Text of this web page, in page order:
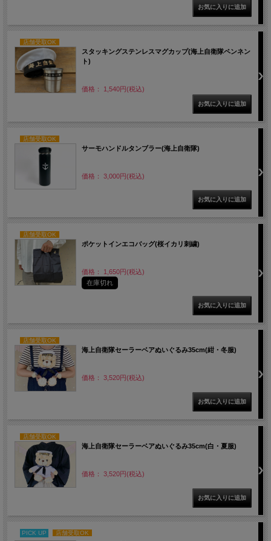
店舗受取OK
スタッキングステンレスマグカップ(海上自衛隊ペンネン
ト)
価格： 1,540円(税込)
店舗受取OK
サーモハンドルタンブラー(海上自衛隊)
価格： 3,000円(税込)
店舗受取OK
ポケットインエコバッグ(桜イカリ刺繍)
価格： 1,650円(税込)
在庫切れ
店舗受取OK
海上自衛隊セーラーベアぬいぐるみ35cm(紺・冬服)
価格： 3,520円(税込)
店舗受取OK
海上自衛隊セーラーベアぬいぐるみ35cm(白・夏服)
価格： 3,520円(税込)
PICK UP 店舗受取OK